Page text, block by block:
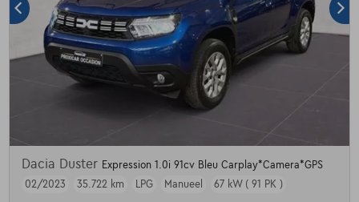
Dacia Duster Expression 1.0i 91cv Bleu Carplay*Camera*GPS
02/2023
35.722 km LPG Manueel 67 kW ( 91 PK )